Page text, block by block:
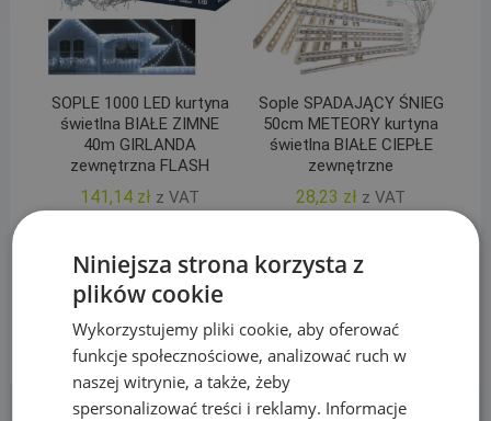
SOPLE 1000 LED kurtyna
świetlna BIAŁE ZIMNE
40m GIRLANDA
zewnętrzna FLASH
141,14 zł z VAT
Sople SPADAJĄCY ŚNIEG
50cm METEORY kurtyna
świetlna BIAŁE CIEPŁE
zewnętrzne
28,23 zł z VAT
Niniejsza strona korzysta z
plików cookie
Wykorzystujemy pliki cookie, aby oferować
funkcje społecznościowe, analizować ruch w
naszej witrynie, a także, żeby
spersonalizować treści i reklamy. Informacje